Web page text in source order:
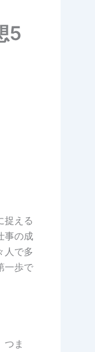
5
捉える
事の成
人で多
一歩で
つま